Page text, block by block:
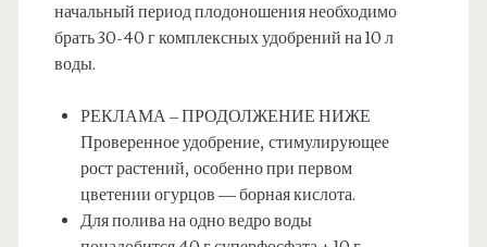
начальный период плодоношения необходимо
брать 30-40 г комплексных удобрений на 10 л
воды.
РЕКЛАМА – ПРОДОЛЖЕНИЕ НИЖЕ
Проверенное удобрение, стимулирующее
рост растений, особенно при первом
цветении огурцов — борная кислота.
Для полива на одно ведро воды